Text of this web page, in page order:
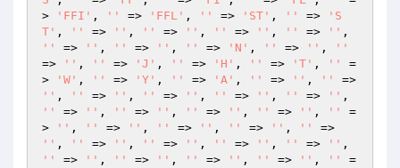
>
'FFI' , '' => 'FFL' , '' => 'ST' , '' =>
'S
T' , '' => '' , '' => '' , '' => '' , '' => ''
''
=> '' , '' => '' , '' => 'N' , '' => '' ,
''
=>
'' , '' => 'J' , '' => 'H' , '' => 'T' , ''
=
>
'W' , '' => 'Y' , '' => 'A' , '' => '' , ''
'' , '' => '' , '' => '' , '' => '' , '' => ''
''
=> '' , '' => '' , '' => '' , '' => '' , ''
=
>
'' , '' => '' , '' => '' , '' => '' , ''
'' , '' => '' , '' => '' , '' => '' , '' => ''
''
=> '' , '' => '' , '' => '' , '' => '' , ''
=